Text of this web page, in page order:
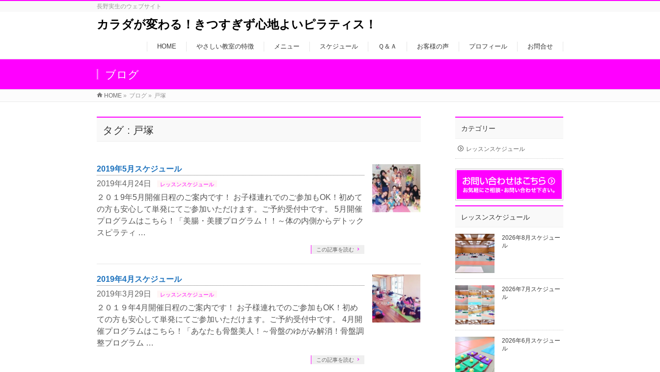
長野実生のウェブサイト
カラダが変わる！きつすぎず心地よいピラティス！
HOME やさしい教室の特徴 メニュー スケジュール Ｑ＆Ａ お客様の声 プロフィール お問合せ
ブログ
HOME » ブログ » 戸塚
タグ : 戸塚
2019年5月スケジュール
2019年4月24日
レッスンスケジュール
２０１9年5月開催日程のご案内です！ お子様連れでのご参加もOK！初めて
の方も安心して単発にてご参加いただけます。ご予約受付中です。 5月開催
プログラムはこちら！「美腸・美腰プログラム！！～体の内側からデトック
スピラティ …
この記事を読む
2019年4月スケジュール
2019年3月29日
レッスンスケジュール
２０１９年4月開催日程のご案内です！ お子様連れでのご参加もOK！初め
ての方も安心して単発にてご参加いただけます。ご予約受付中です。 4月開
催プログラムはこちら！「あなたも骨盤美人！～骨盤のゆがみ解消！骨盤調
整プログラム …
この記事を読む
カテゴリー
レッスンスケジュール
レッスンスケジュール
2026年8月スケジュー
ル
2026年7月スケジュー
ル
2026年6月スケジュー
ル